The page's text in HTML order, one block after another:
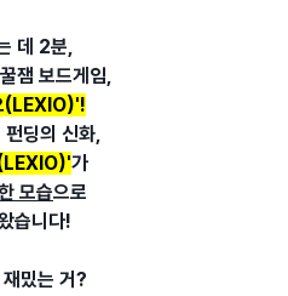
데 2분,
잼 보드게임,
(LEXIO)'!
펀딩의 신화,
가
모습으로
습니다!
밌는 거?